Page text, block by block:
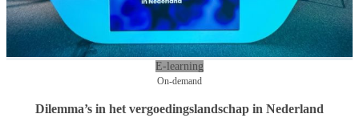
E-learning
On-demand
Dilemma’s in het vergoedingslandschap in Nederland